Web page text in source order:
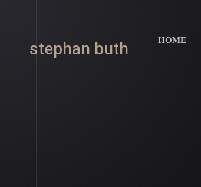
stephan buth HOME